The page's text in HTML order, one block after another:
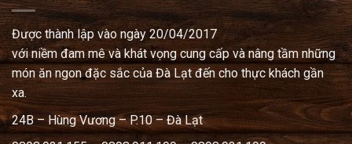
Được thành lập vào ngày 20/04/2017
với niềm đam mê và khát vọng cung cấp và nâng tầm những
món ăn ngon đặc sắc của Đà Lạt đến cho thực khách gần
xa.
24B – Hùng Vương – P.10 – Đà Lạt